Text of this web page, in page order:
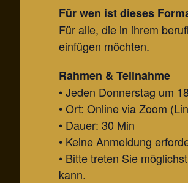
Für wen ist dieses
Für alle, die in ihrem
einfügen möchten.
Rahmen & Teilnahme
• Jeden Donnerstag um
• Ort: Online via Zoom
• Dauer: 30 Min
• Keine Anmeldung
• Bitte treten Sie
kann.